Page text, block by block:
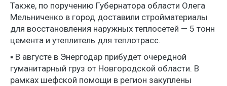
Также, по поручению Губернатора области Олега
Мельниченко в город доставили стройматериалы
для восстановления наружных теплосетей — 5 тонн
цемента и утеплитель для теплотрасс.
▪️ В августе в Энергодар прибудет очередной
гуманитарный груз от Новгородской области. В
рамках шефской помощи в регион закуплены